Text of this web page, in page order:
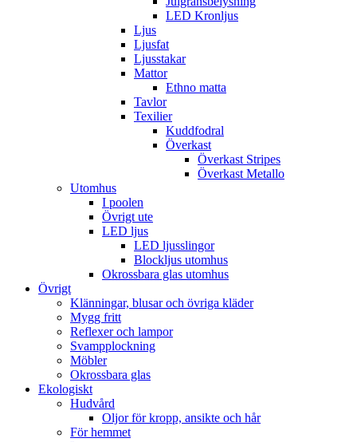
LED Kronljus
Ljus
Ljusfat
Ljusstakar
Mattor
Ethno matta
Tavlor
Texilier
Kuddfodral
Överkast
Överkast Stripes
Överkast Metallo
Utomhus
I poolen
Övrigt ute
LED ljus
LED ljusslingor
Blockljus utomhus
Okrossbara glas utomhus
Övrigt
Klänningar, blusar och övriga kläder
Mygg fritt
Reflexer och lampor
Svampplockning
Möbler
Okrossbara glas
Ekologiskt
Hudvård
Oljor för kropp, ansikte och hår
För hemmet